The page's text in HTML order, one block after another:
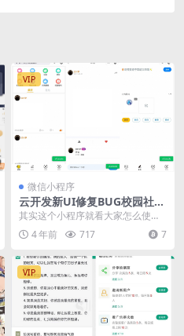
VIP
微信小程序
云开发新UI修复BUG校园社区
论坛表白墙小程序源码+安装
其实这个小程序就看大家怎么使用
了 用来做表白墙也可以,做校园社区
等等都是可以的 ...
4 年前 717 7
VIP